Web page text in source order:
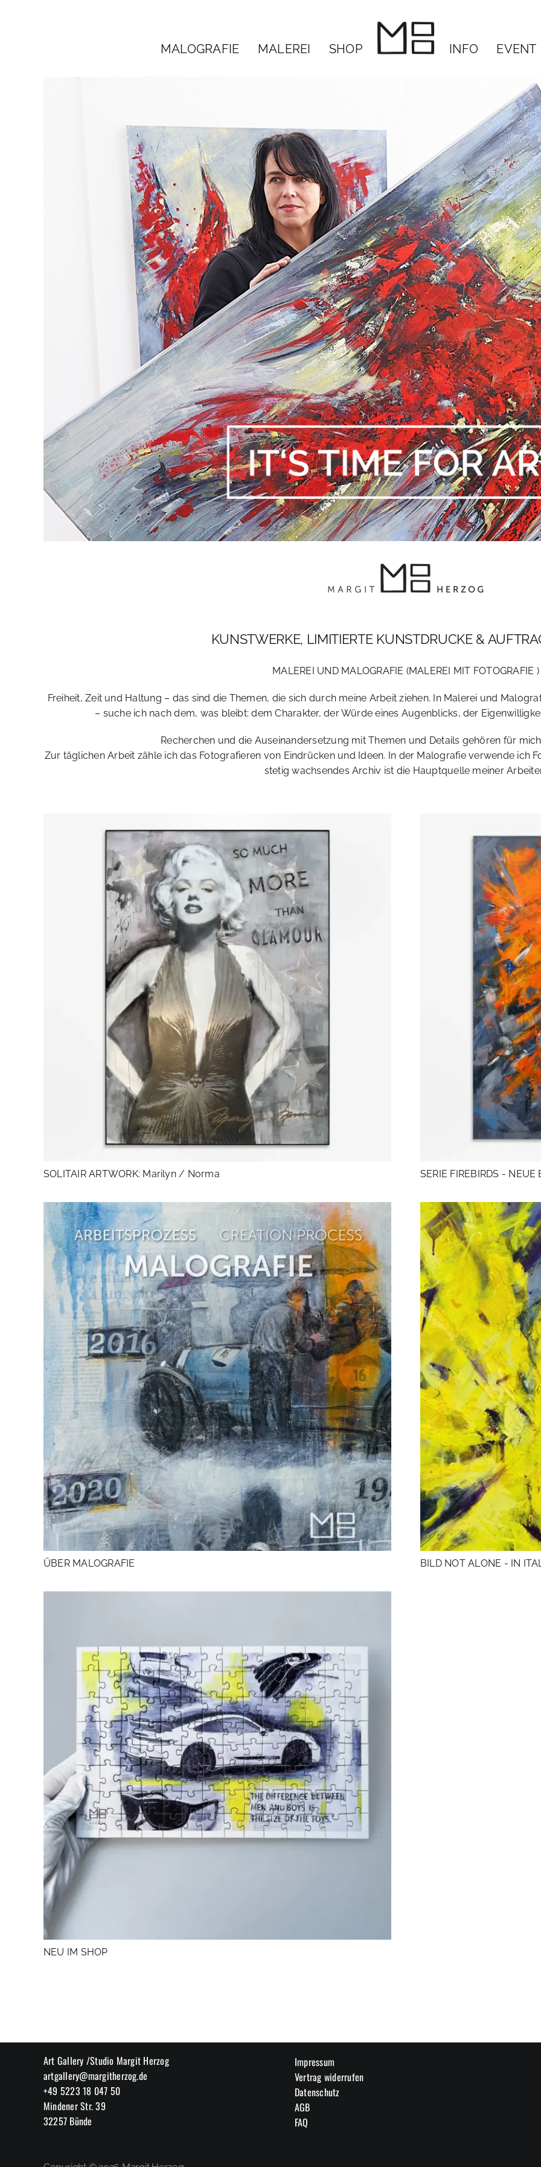
MALOGRAFIE MALEREI SHOP INFO EVENT
KUNSTWERKE, LIMITIERTE KUNSTDRUCKE &
MALEREI UND MALOGRAFIE (MALEREI MIT FOTOGRAFIE )
Freiheit, Zeit und Haltung – das sind die Themen, die sich durch meine Arbeit ziehen. In Malerei und
– suche ich nach dem, was bleibt: dem Charakter, der Würde eines Augenblicks, der
Recherchen und die Auseinandersetzung mit Themen und Details gehören für
Zur täglichen Arbeit zähle ich das Fotografieren von Eindrücken und Ideen. In der Malografie verwende ich
stetig wachsendes Archiv ist die Hauptquelle meiner
SOLITAIR ARTWORK: Marilyn / Norma
ÜBER MALOGRAFIE
NEU IM SHOP
SERIE FIREBIRDS - NEUE
BILD NOT ALONE - IN
Art Gallery /Studio Margit Herzog
artgallery@margitherzog.de
+49 5223 18 047 50
Mindener Str. 39
32257 Bünde
Impressum
Vertrag widerrufen
Datenschutz
AGB
FAQ